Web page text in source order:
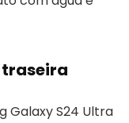
Galaxy S24 Ultra